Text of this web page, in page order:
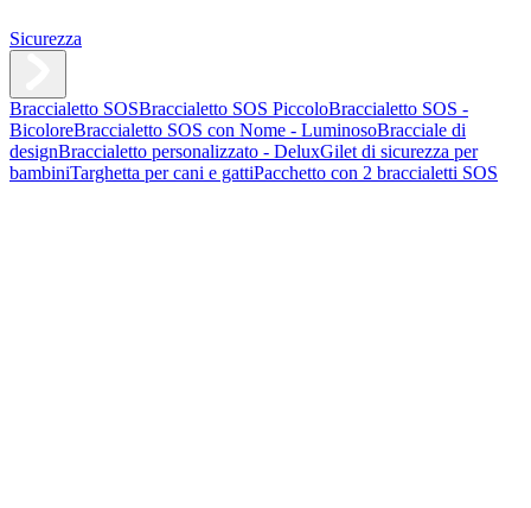
Sicurezza
Braccialetto SOSBraccialetto SOS PiccoloBraccialetto SOS -
BicoloreBraccialetto SOS con Nome - LuminosoBracciale di
designBraccialetto personalizzato - DeluxGilet di sicurezza per
bambiniTarghetta per cani e gattiPacchetto con 2 braccialetti SOS